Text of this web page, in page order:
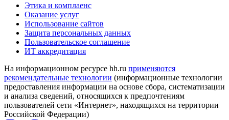
Этика и комплаенс
Оказание услуг
Использование сайтов
Защита персональных данных
Пользовательское соглашение
ИТ аккредитация
На информационном ресурсе hh.ru применяются
рекомендательные технологии (информационные технологии
предоставления информации на основе сбора, систематизации
и анализа сведений, относящихся к предпочтениям
пользователей сети «Интернет», находящихся на территории
Российской Федерации)